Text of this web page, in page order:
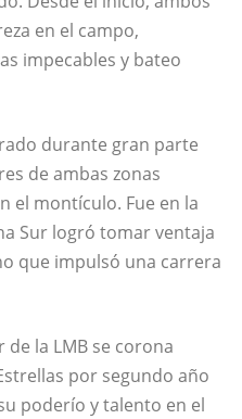
en el campo,
impecables y bateo
durante gran parte
de ambas zonas
el montículo. Fue en la
Sur logró tomar ventaja
que impulsó una carrera
de la LMB se corona
por segundo año
poderío y talento en el